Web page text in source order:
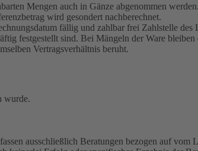
Mengen auch in Gänze abgenommen
wird gesondert nachberechnet.
fällig und zahlbar frei Zahlstelle des
festgestellt sind. Bei Mängeln der Ware
Vertragsverhältnis beruht.
wurde.
ausschließlich Beratungen bezogen auf vom